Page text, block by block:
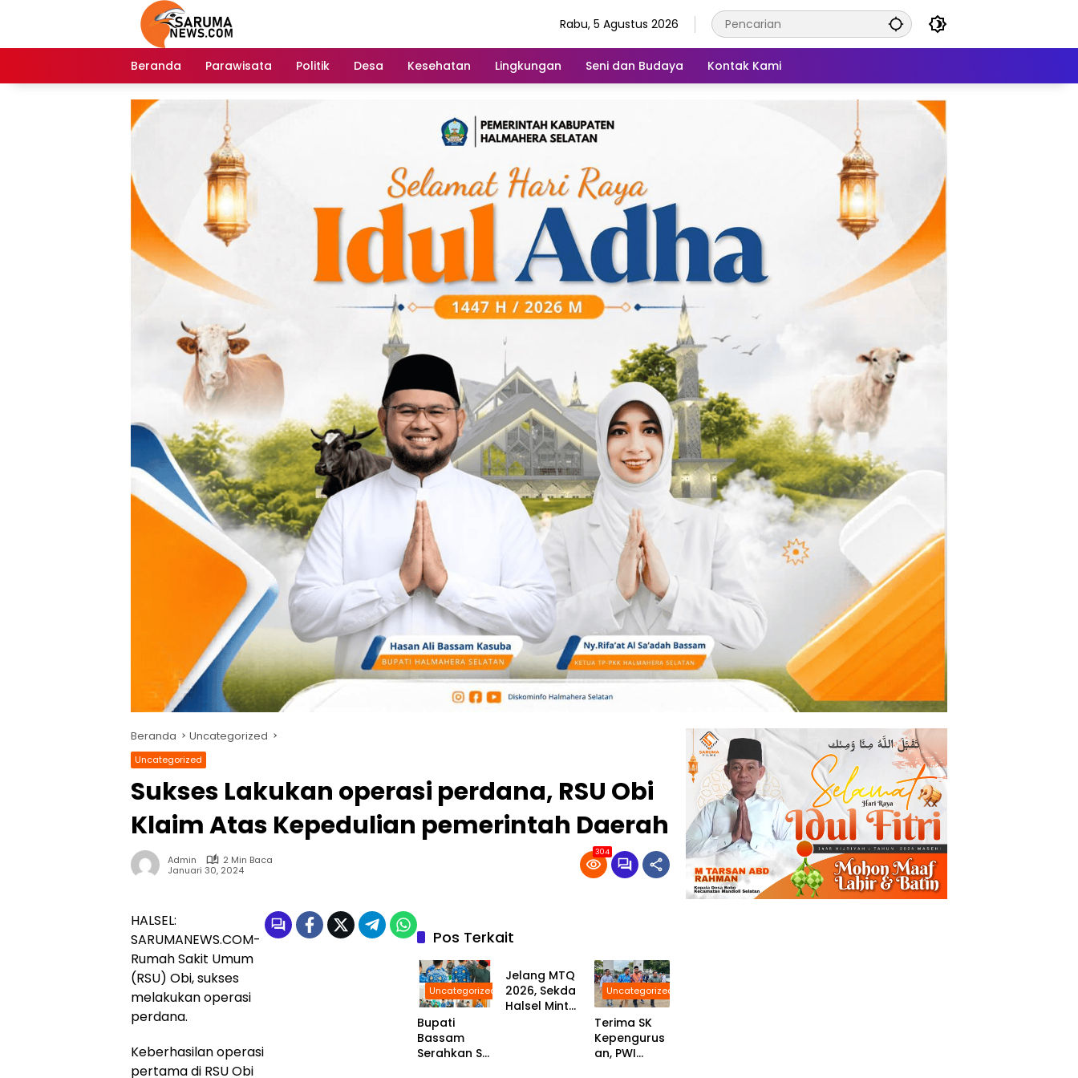
Rabu, 5 Agustus 2026
Beranda Parawisata Politik Desa Kesehatan Lingkungan Seni dan Budaya Kontak Kami
Beranda Uncategorized
Uncategorized
Sukses Lakukan operasi perdana, RSU Obi
Klaim Atas Kepedulian pemerintah Daerah
Admin
2 Min Baca
Januari 30, 2024
304
HALSEL:
SARUMANEWS.COM-
Rumah Sakit Umum
(RSU) Obi, sukses
melakukan operasi
perdana.
Keberhasilan operasi
pertama di RSU Obi
Pos Terkait
Uncategorized
Bupati
Bassam
Serahkan SK
Jelang MTQ
2026, Sekda
Halsel Minta
Uncategorized
Terima SK
Kepengurus
an, PWI
Uncategorized Uncategorized